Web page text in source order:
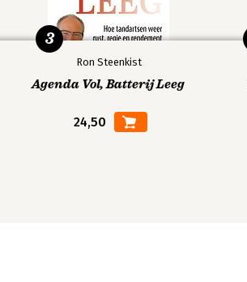
Ron Steenkist
Agenda Vol, Batterij Leeg
24,50
3